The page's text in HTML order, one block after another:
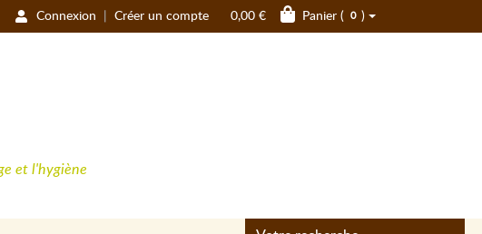
Connexion Créer un compte 0,00 € Panier ( 0 )
et l'hygiène